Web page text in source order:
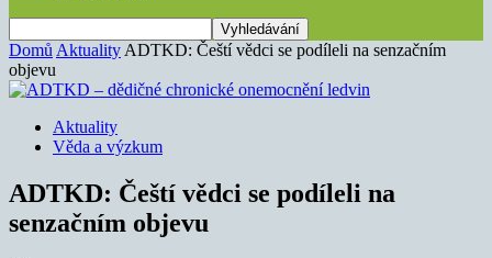
Domů Aktuality ADTKD: Čeští vědci se podíleli na senzačním
objevu
Aktuality
Věda a výzkum
ADTKD: Čeští vědci se podíleli na
senzačním objevu